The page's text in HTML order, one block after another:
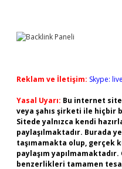
Reklam ve İletişim: Skype:
Yasal Uyarı: Bu internet
veya şahıs şirketi ile hiçbir
Sitede yalnızca kendi
paylaşılmaktadır. Burada
taşımamakta olup, gerçek
paylaşım
benzerlikleri tamamen